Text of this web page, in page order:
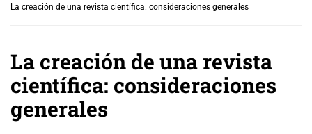
La creación de una revista científica: consideraciones generales
La creación de una revista
científica: consideraciones
generales